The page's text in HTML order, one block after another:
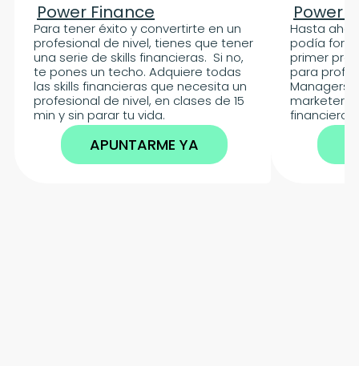
Para tener éxito y convertirte en un
profesional de nivel, tienes que tener
una serie de skills financieras.  Si no,
te pones un techo. Adquiere todas
las skills financieras que necesita un
profesional de nivel, en clases de 15
min y sin parar tu vida.
Power Finance
APUNTARME YA
Hasta
podía
primer
para
Managers,
marketers,
Power